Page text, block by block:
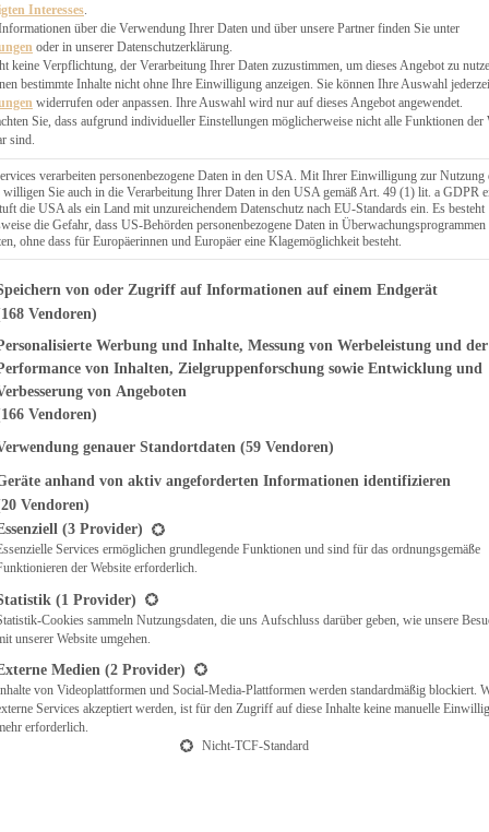
Suche
NUDELGERICHTERezept mit
Tomaten und
Interesses
über die Verwendung Ihrer Daten und über unsere Partner finden Sie unter
oder in unserer Datenschutzerklärung.
keine Verpflichtung, der Verarbeitung Ihrer Daten zuzustimmen, um dieses Angebot zu
bestimmte Inhalte nicht ohne Ihre Einwilligung anzeigen. Sie können Ihre Auswahl
widerrufen oder anpassen. Ihre Auswahl wird nur auf dieses Angebot angewendet.
Sie, dass aufgrund individueller Einstellungen möglicherweise nicht alle Funktionen der
sind.
verarbeiten personenbezogene Daten in den USA. Mit Ihrer Einwilligung zur Nutzung
willigen Sie auch in die Verarbeitung Ihrer Daten in den USA gemäß Art. 49 (1) lit. a GDPR
die USA als ein Land mit unzureichendem Datenschutz nach EU-Standards ein. Es besteht
die Gefahr, dass US-Behörden personenbezogene Daten in Überwachungsprogrammen
ohne dass für Europäerinnen und Europäer eine Klagemöglichkeit besteht.
finden Sie eine Liste der Zwecke des IAB Transparency and
von oder Zugriff auf Informationen auf einem Endgerät
Vendoren)
Werbung und Inhalte, Messung von Werbeleistung und der
von Inhalten, Zielgruppenforschung sowie Entwicklung und
von Angeboten
Vendoren)
genauer Standortdaten (59 Vendoren)
anhand von aktiv angeforderten Informationen identifizieren
Vendoren)
eine Liste der Service-Gruppen, für die eine Einwilligung erteilt werden
(3 Provider)
Services ermöglichen grundlegende Funktionen und sind für das ordnungsgemäße
der Website erforderlich.
(1 Provider)
Cookies sammeln Nutzungsdaten, die uns Aufschluss darüber geben, wie unsere
unserer Website umgehen.
Medien (2 Provider)
von Videoplattformen und Social-Media-Plattformen werden standardmäßig blockiert.
Services akzeptiert werden, ist für den Zugriff auf diese Inhalte keine manuelle
erforderlich.
Nicht-TCF-Standard